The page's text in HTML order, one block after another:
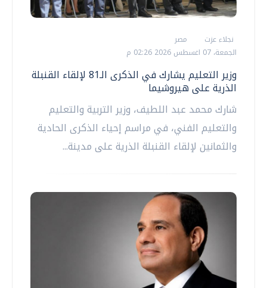
نجلاء عزت
مصر
الجمعة، 07 اغسطس 2026 02:26 م
وزير التعليم يشارك في الذكرى الـ81 لإلقاء القنبلة
الذرية على هيروشيما
شارك محمد عبد اللطيف، وزير التربية والتعليم
والتعليم الفني، في مراسم إحياء الذكرى الحادية
والثمانين لإلقاء القنبلة الذرية على مدينة...